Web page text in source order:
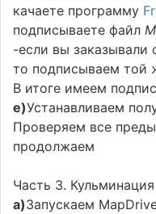
качаете программу
подписываете файл
-если вы заказывали
то подписываем той
В итоге имеем
е)Устанавливаем
Проверяем все
продолжаем
Часть 3. Кульминация
а)Запускаем